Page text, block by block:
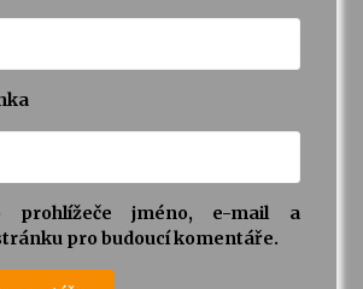
prohlížeče jméno, e-mail a
pro budoucí komentáře.